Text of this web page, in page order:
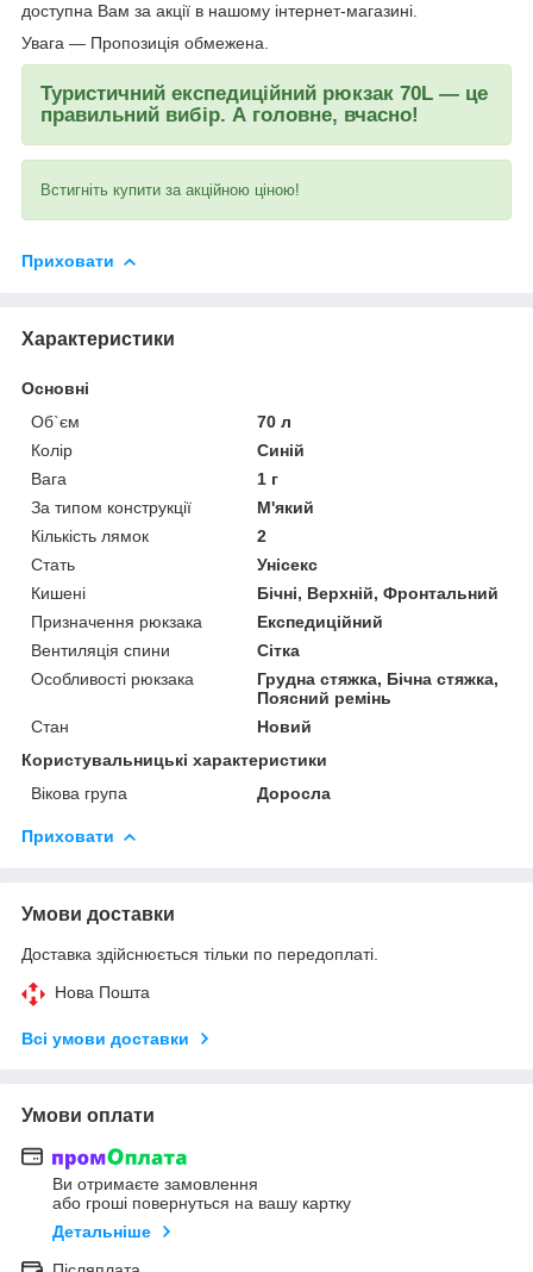
доступна Вам за акції в нашому інтернет-магазині.
Увага — Пропозиція обмежена.
Туристичний експедиційний рюкзак 70L — це
правильний вибір. А головне, вчасно!
Встигніть купити за акційною ціною!
Приховати
Характеристики
Основні
Об`єм
70 л
Колір
Синій
Вага
1 г
За типом конструкції
М'який
Кількість лямок
2
Стать
Унісекс
Кишені
Бічні, Верхній, Фронтальний
Призначення рюкзака
Експедиційний
Вентиляція спини
Сітка
Особливості рюкзака
Грудна стяжка, Бічна стяжка,
Поясний ремінь
Стан
Новий
Користувальницькі характеристики
Вікова група
Доросла
Приховати
Умови доставки
Доставка здійснюється тільки по передоплаті.
Нова Пошта
Всі умови доставки
Умови оплати
Ви отримаєте замовлення
або гроші повернуться на вашу картку
Детальніше